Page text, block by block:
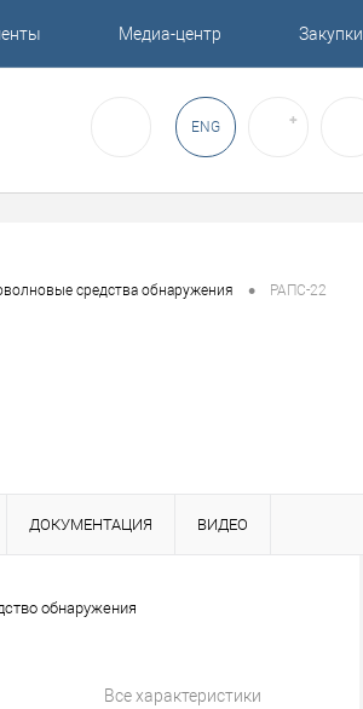
Медиа-центр Закупки
ENG ✚
средства обнаружения • РАПС-22
ДОКУМЕНТАЦИЯ ВИДЕО
обнаружения
Все характеристики